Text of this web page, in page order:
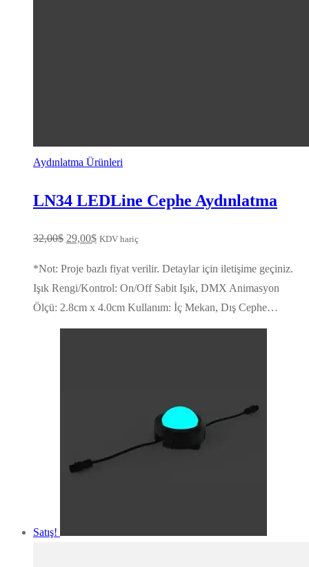
Aydınlatma Ürünleri
LN34 LEDLine Cephe Aydınlatma
32,00$ Orijinal
32,00$.
29,00$Şu
fiyat:
29,00$.
KDV hariç
*Not: Proje bazlı fiyat verilir. Detaylar için iletişime geçiniz.
Işık Rengi/Kontrol: On/Off Sabit Işık, DMX Animasyon
Ölçü: 2.8cm x 4.0cm Kullanım: İç Mekan, Dış Cephe…
Satış!